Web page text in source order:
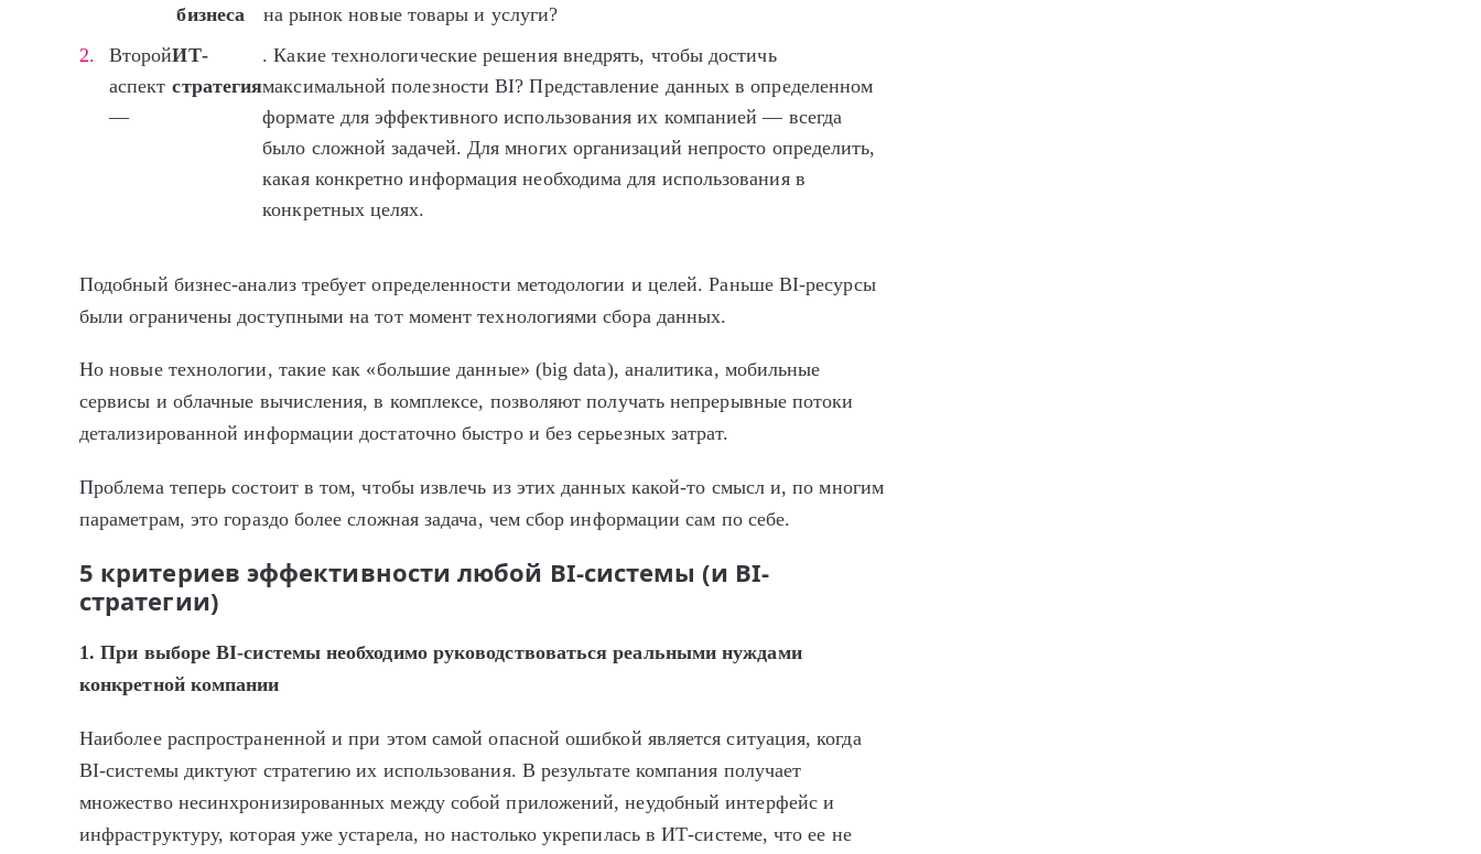
бизнеса
на рынок новые товары и услуги?
Второй
аспект
—
ИТ-
стратегия
. Какие технологические решения внедрять, чтобы достичь
максимальной полезности BI? Представление данных в определенном
формате для эффективного использования их компанией — всегда
было сложной задачей. Для многих организаций непросто определить,
какая конкретно информация необходима для использования в
конкретных целях.
Подобный бизнес-анализ требует определенности методологии и целей. Раньше BI-ресурсы
были ограничены доступными на тот момент технологиями сбора данных.
Но новые технологии, такие как «большие данные» (big data), аналитика, мобильные
сервисы и облачные вычисления, в комплексе, позволяют получать непрерывные потоки
детализированной информации достаточно быстро и без серьезных затрат.
Проблема теперь состоит в том, чтобы извлечь из этих данных какой-то смысл и, по многим
параметрам, это гораздо более сложная задача, чем сбор информации сам по себе.
5 критериев эффективности любой BI-системы (и BI-
стратегии)
1. При выбореBI-системы необходимо руководствоваться реальными нуждами
конкретной компании
Наиболее распространенной и при этом самой опасной ошибкой является ситуация, когда
BI-системы диктуют стратегию их использования. В результате компания получает
множество несинхронизированных между собой приложений, неудобный интерфейс и
инфраструктуру, которая уже устарела, но настолько укрепилась в ИТ-системе, что ее не